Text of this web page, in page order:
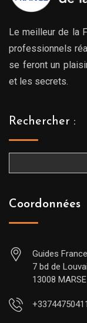
Le meilleur de la
professionnels
se feront un
et les secrets.
Rechercher :
Coordonnées
Guides France
7 bd de
13008
+33744750411